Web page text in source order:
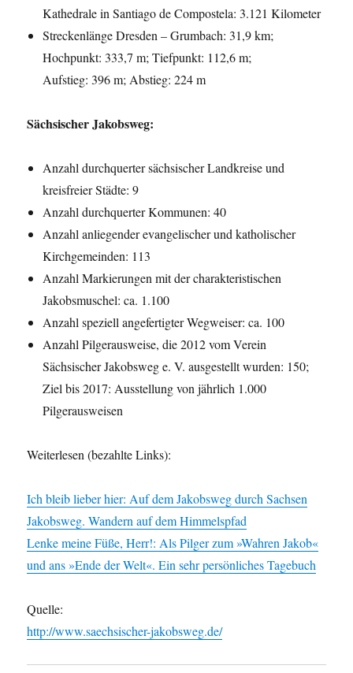
Kathedrale in Santiago de Compostela: 3.121 Kilometer
Streckenlänge Dresden – Grumbach: 31,9 km;
Hochpunkt: 333,7 m; Tiefpunkt: 112,6 m;
Aufstieg: 396 m; Abstieg: 224 m
Sächsischer Jakobsweg:
Anzahl durchquerter sächsischer Landkreise und
kreisfreier Städte: 9
Anzahl durchquerter Kommunen: 40
Anzahl anliegender evangelischer und katholischer
Kirchgemeinden: 113
Anzahl Markierungen mit der charakteristischen
Jakobsmuschel: ca. 1.100
Anzahl speziell angefertigter Wegweiser: ca. 100
Anzahl Pilgerausweise, die 2012 vom Verein
Sächsischer Jakobsweg e. V. ausgestellt wurden: 150;
Ziel bis 2017: Ausstellung von jährlich 1.000
Pilgerausweisen
Weiterlesen (bezahlte Links):
Ich bleib lieber hier: Auf dem Jakobsweg durch Sachsen
Jakobsweg. Wandern auf dem Himmelspfad
Lenke meine Füße, Herr!: Als Pilger zum »Wahren Jakob«
und ans »Ende der Welt«. Ein sehr persönliches Tagebuch
Quelle:
http://www.saechsischer-jakobsweg.de/